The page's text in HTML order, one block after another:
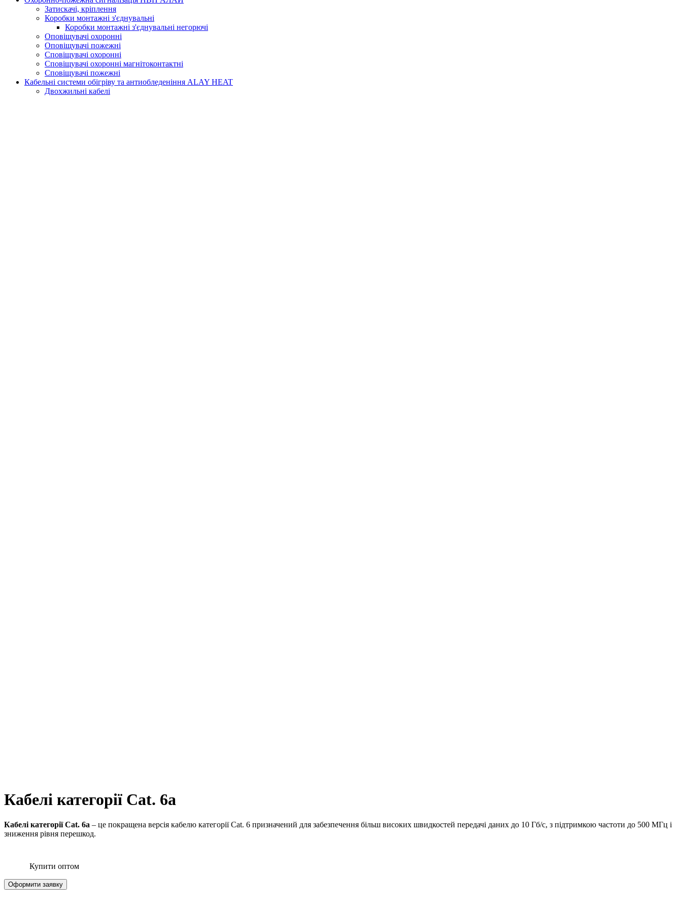
Затискачі, кріплення
Коробки монтажні з'єднувальні
Коробки монтажні з'єднувальні негорючі
Оповіщувачі охоронні
Оповіщувачі пожежні
Сповіщувачі охоронні
Сповіщувачі охоронні магнітоконтактні
Сповіщувачі пожежні
Кабельні системи обігріву та антиобледеніння ALAY HEAT
Двохжильні кабелі
Кабелі категорії Cat. 6a
Кабелі категорії Cat. 6a – це покращена версія кабелю категорії Cat. 6 призначений для забезпечення більш високих швидкостей передачі даних до 10 Гб/с, з підтримкою частоти до 500 МГц і
зниження рівня перешкод.
Купити оптом
Оформити заявку